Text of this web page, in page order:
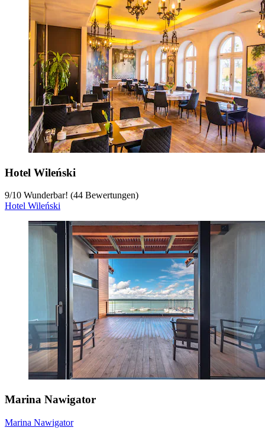
Hotel Wileński
9/10 Wunderbar! (44 Bewertungen)
Hotel Wileński
Marina Nawigator
Marina Nawigator